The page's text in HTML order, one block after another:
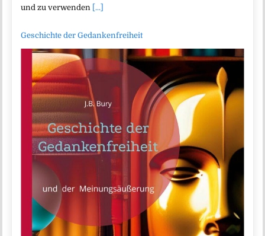
und zu verwenden [...]
Geschichte der Gedankenfreiheit